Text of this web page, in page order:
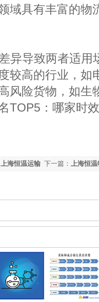
域具有丰富的物
导致两者适用
较高的行业，如
风险货物，如生
TOP5：哪家时
下一篇： 上海恒
海恒温运输